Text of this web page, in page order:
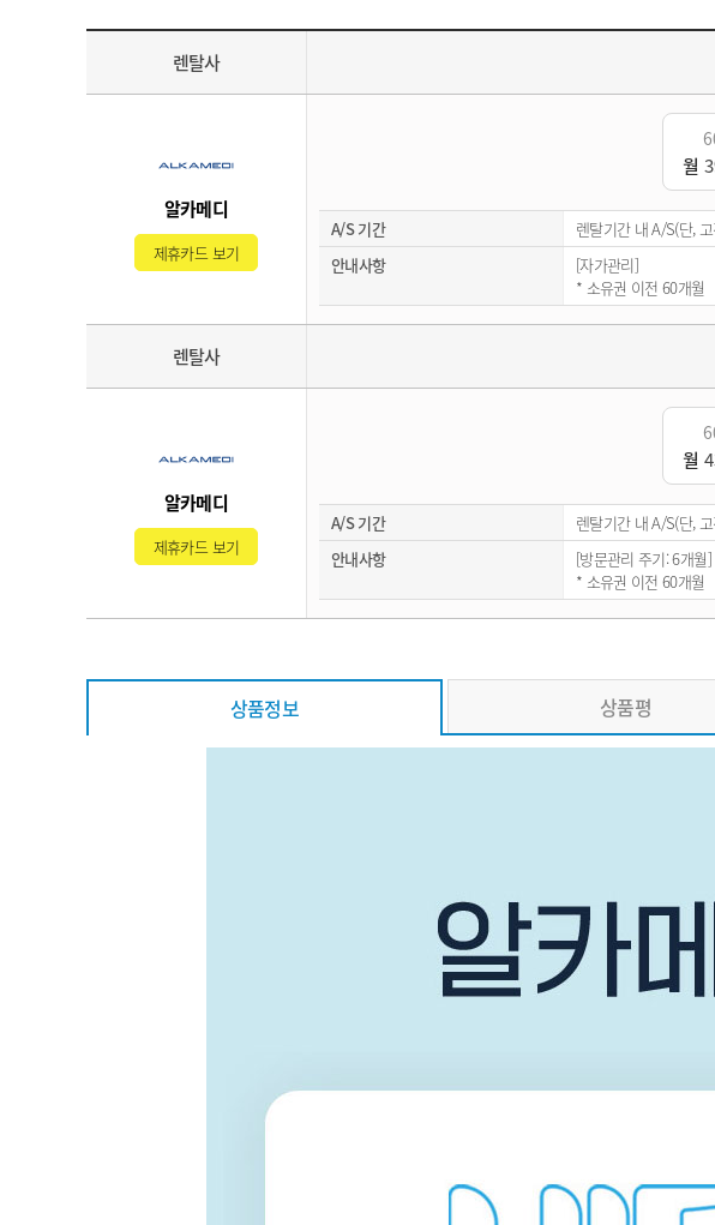
렌탈사
알카메디
제휴카드 보기
월
A/S 기간
렌탈기간 내 A/S(단,
안내사항
[자가관리]
* 소유권 이전 60개월
렌탈사
알카메디
제휴카드 보기
월
A/S 기간
렌탈기간 내 A/S(단,
안내사항
[방문관리 주기: 6개월]
* 소유권 이전 60개월
상품정보 상품평